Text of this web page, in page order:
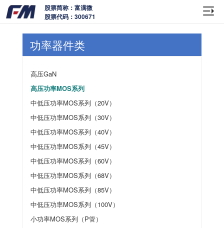
股票简称：富满微
股票代码：300671
功率器件类
高压GaN
高压功率MOS系列
中低压功率MOS系列（20V）
中低压功率MOS系列（30V）
中低压功率MOS系列（40V）
中低压功率MOS系列（45V）
中低压功率MOS系列（60V）
中低压功率MOS系列（68V）
中低压功率MOS系列（85V）
中低压功率MOS系列（100V）
小功率MOS系列（P管）